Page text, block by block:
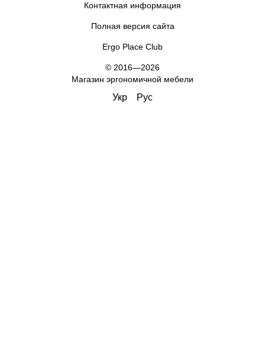
Контактная информация
Полная версия сайта
Ergo Place Club
© 2016—2026
Магазин эргономичной мебели
Укр Рус